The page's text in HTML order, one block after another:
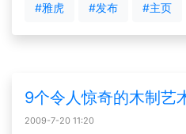
#雅虎 #发布 #主页
9个令人惊奇的木制艺
2009-7-20 11:20